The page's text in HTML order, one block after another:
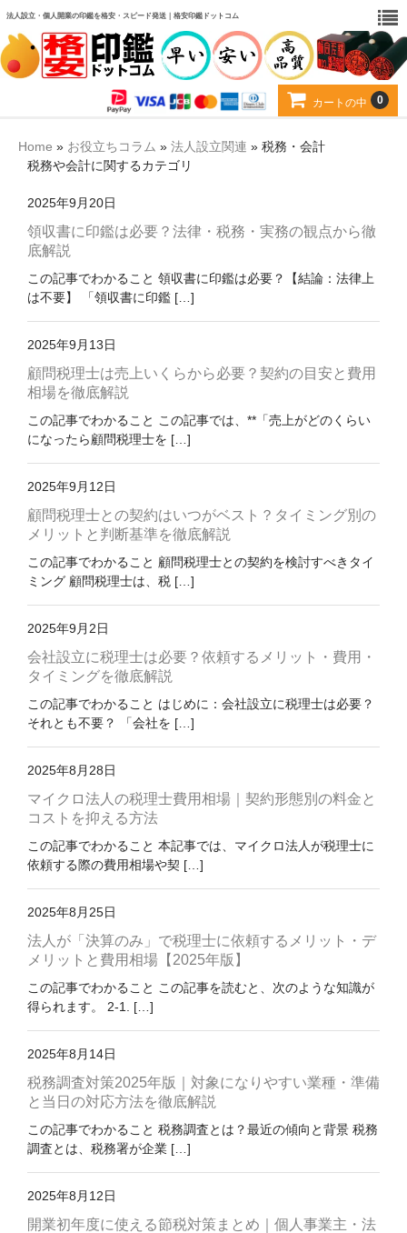
法人設立・個人開業の印鑑を格安・スピード発送｜格安印鑑ドットコム
カートの中 0
カート
用途から選ぶ
当店について
よくある質問
お問い合わせ
Home » お役立ちコラム » 法人設立関連 » 税務・会計
税務や会計に関するカテゴリ
2025年9月20日
領収書に印鑑は必要？法律・税務・実務の観点から徹
底解説
この記事でわかること 領収書に印鑑は必要？【結論：法律上
は不要】 「領収書に印鑑 […]
2025年9月13日
顧問税理士は売上いくらから必要？契約の目安と費用
相場を徹底解説
この記事でわかること この記事では、**「売上がどのくらい
になったら顧問税理士を […]
2025年9月12日
顧問税理士との契約はいつがベスト？タイミング別の
メリットと判断基準を徹底解説
この記事でわかること 顧問税理士との契約を検討すべきタイ
ミング 顧問税理士は、税 […]
2025年9月2日
会社設立に税理士は必要？依頼するメリット・費用・
タイミングを徹底解説
この記事でわかること はじめに：会社設立に税理士は必要？
それとも不要？ 「会社を […]
2025年8月28日
マイクロ法人の税理士費用相場｜契約形態別の料金と
コストを抑える方法
この記事でわかること 本記事では、マイクロ法人が税理士に
依頼する際の費用相場や契 […]
2025年8月25日
法人が「決算のみ」で税理士に依頼するメリット・デ
メリットと費用相場【2025年版】
この記事でわかること この記事を読むと、次のような知識が
得られます。 2-1. […]
2025年8月14日
税務調査対策2025年版｜対象になりやすい業種・準備
と当日の対応方法を徹底解説
この記事でわかること 税務調査とは？最近の傾向と背景 税務
調査とは、税務署が企業 […]
2025年8月12日
開業初年度に使える節税対策まとめ｜個人事業主・法